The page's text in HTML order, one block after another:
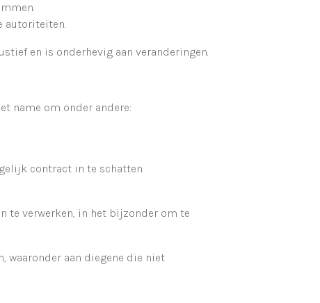
autoriteiten.
en is onderhevig aan veranderingen.
name om onder andere:
contract in te schatten.
te verwerken, in het bijzonder om te
waaronder aan diegene die niet